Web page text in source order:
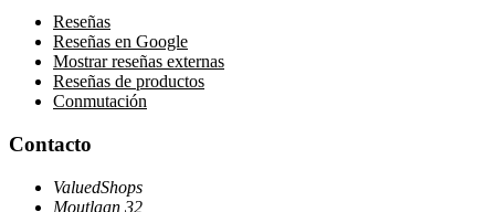
Reseñas
Reseñas en Google
Mostrar reseñas externas
Reseñas de productos
Conmutación
Contacto
ValuedShops
Moutlaan 32